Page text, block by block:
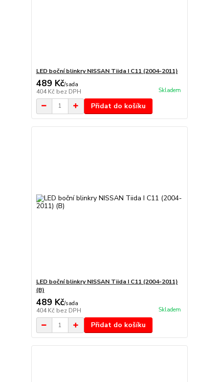
LED boční blinkry NISSAN Tiida I C11 (2004-2011)
489 Kč/sada
404 Kč bez DPH Skladem
Přidat do košíku
LED boční blinkry NISSAN Tiida I C11 (2004-2011)
(B)
489 Kč/sada
404 Kč bez DPH Skladem
Přidat do košíku